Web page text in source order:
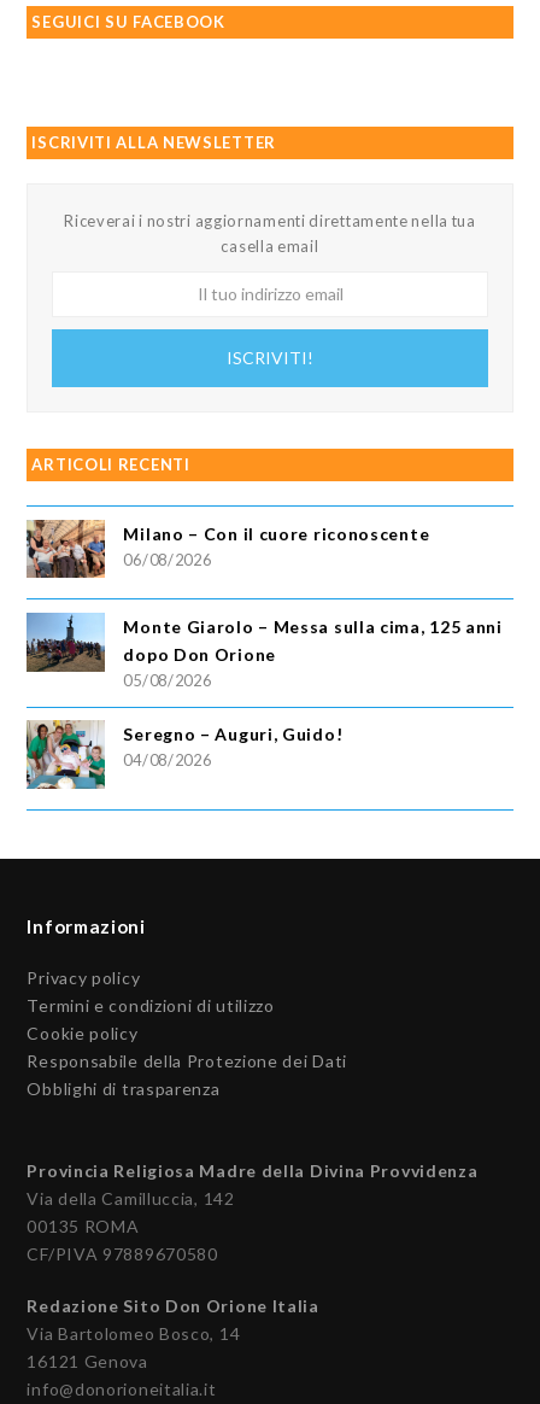
SEGUICI SU FACEBOOK
ISCRIVITI ALLA NEWSLETTER
Riceverai i nostri aggiornamenti direttamente nella tua
casella email
ISCRIVITI!
ARTICOLI RECENTI
Milano – Con il cuore riconoscente
06/08/2026
Monte Giarolo – Messa sulla cima, 125 anni
dopo Don Orione
05/08/2026
Seregno – Auguri, Guido!
04/08/2026
Informazioni
Privacy policy
Termini e condizioni di utilizzo
Cookie policy
Responsabile della Protezione dei Dati
Obblighi di trasparenza
Provincia Religiosa Madre della Divina Provvidenza
Via della Camilluccia, 142
00135 ROMA
CF/PIVA 97889670580
Redazione Sito Don Orione Italia
Via Bartolomeo Bosco, 14
16121 Genova
info@donorioneitalia.it